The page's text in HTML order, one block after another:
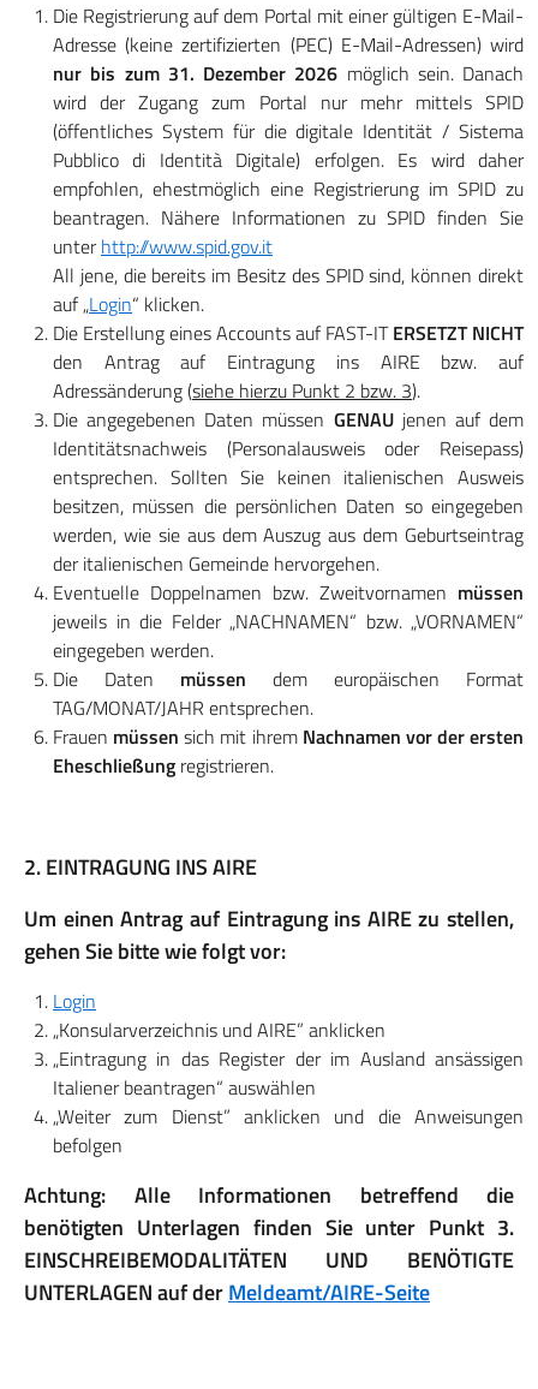
Die Registrierung auf dem Portal mit einer gültigen E-Mail-
Adresse (keine zertifizierten (PEC) E-Mail-Adressen) wird
nur bis zum 31. Dezember 2026 möglich sein. Danach
wird der Zugang zum Portal nur mehr mittels SPID
(öffentliches System für die digitale Identität / Sistema
Pubblico di Identità Digitale) erfolgen. Es wird daher
empfohlen, ehestmöglich eine Registrierung im SPID zu
beantragen. Nähere Informationen zu SPID finden Sie
unterhttp://www.spid.gov.it
All jene, die bereits im Besitz des SPID sind, können direkt
auf „Login“ klicken.
Die Erstellung eines Accounts auf FAST-ITERSETZT NICHT
den Antrag auf Eintragung ins AIRE bzw. auf
Adressänderung (siehe hierzu Punkt 2 bzw. 3).
Die angegebenen Daten müssen GENAUjenen auf dem
Identitätsnachweis (Personalausweis oder Reisepass)
entsprechen. Sollten Sie keinen italienischen Ausweis
besitzen, müssen die persönlichen Daten so eingegeben
werden, wie sie aus dem Auszug aus dem Geburtseintrag
der italienischen Gemeinde hervorgehen.
Eventuelle Doppelnamen bzw. Zweitvornamen müssen
jeweils in die Felder „NACHNAMEN“ bzw. „VORNAMEN“
eingegeben werden.
Die Daten müssen dem europäischen Format
TAG/MONAT/JAHR entsprechen.
Frauen müssen sich mit ihrem Nachnamen vor der ersten
Eheschließung registrieren.
2. EINTRAGUNG INS AIRE
Um einen Antrag auf Eintragung ins AIRE zu stellen,
gehen Sie bitte wie folgt vor:
Login
„Konsularverzeichnis und AIRE” anklicken
„Eintragung in das Register der im Ausland ansässigen
Italiener beantragen“ auswählen
„Weiter zum Dienst” anklicken und die Anweisungen
befolgen
Achtung: Alle Informationen betreffend die
benötigten Unterlagen finden Sie unter Punkt 3.
EINSCHREIBEMODALITÄTEN UND BENÖTIGTE
UNTERLAGEN auf derMeldeamt/AIRE-Seite